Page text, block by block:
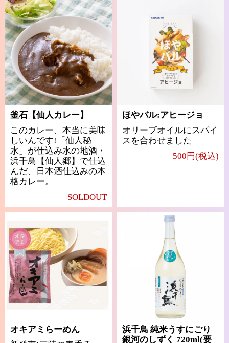
釜石【仙人カレー】
このカレー、本当に美味
しいんです!「仙人秘
水」が仕込み水の地酒・
浜千鳥【仙人郷】で仕込
んだ、日本酒仕込みの本
格カレー。
SOLDOUT
ほやバル:アヒージョ
オリーブオイルにスパイ
スを合わせました
500円(税込)
オキアミらーめん
浜千鳥 純米うすにごり
銀河のしずく 720ml(要